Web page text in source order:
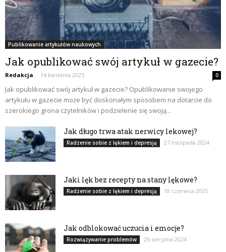
Publikowanie artykułów naukowych
Jak opublikować swój artykuł w gazecie?
Redakcja - 14 kwietnia 2025 0
Jak opublikować swój artykuł w gazecie? Opublikowanie swojego
artykułu w gazecie może być doskonałym sposobem na dotarcie do
szerokiego grona czytelników i podzielenie się swoją...
Jak długo trwa atak nerwicy lekowej?
Radzenie sobie z lękiem i depresją 27 listopada 2024
Jaki lęk bez recepty na stany lękowe?
Radzenie sobie z lękiem i depresją 18 czerwca 2025
Jak odblokować uczucia i emocje?
Rozwiązywanie problemów 26 sierpnia 2024